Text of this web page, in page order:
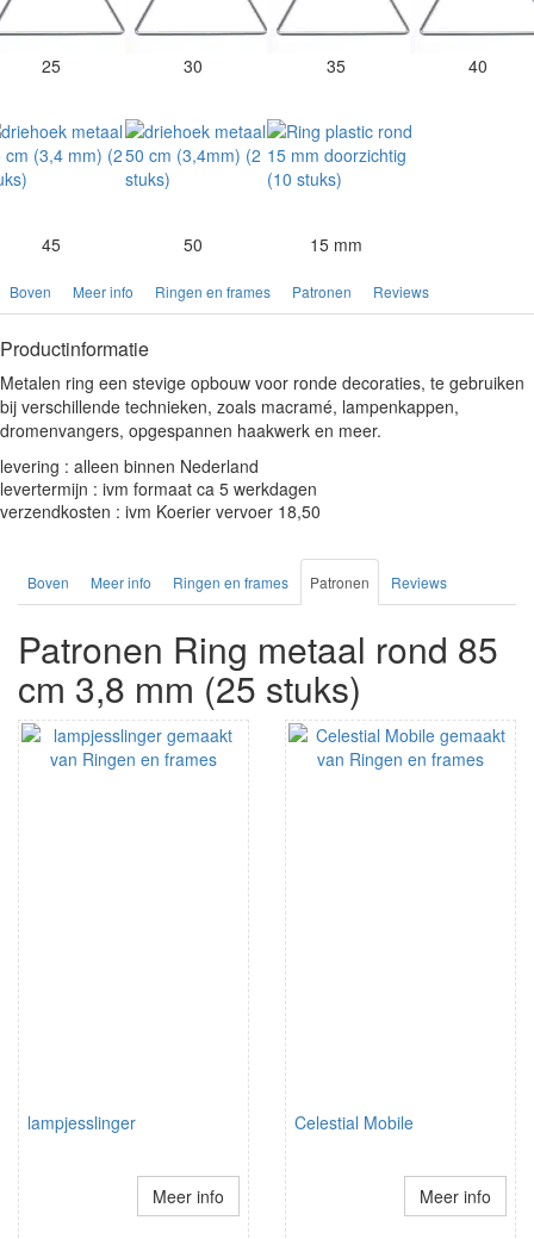
25 30 35 40
45 50 15 mm
Boven Meer info Ringen en frames Patronen Reviews
Productinformatie
Metalen ring een stevige opbouw voor ronde decoraties, te gebruiken
bij verschillende technieken, zoals macramé, lampenkappen,
dromenvangers, opgespannen haakwerk en meer.
levering : alleen binnen Nederland
levertermijn : ivm formaat ca 5 werkdagen
verzendkosten : ivm Koerier vervoer 18,50
Boven Meer info Ringen en frames Patronen Reviews
Patronen Ring metaal rond 85
cm 3,8 mm (25 stuks)
lampjesslinger
Meer info
Celestial Mobile
Meer info